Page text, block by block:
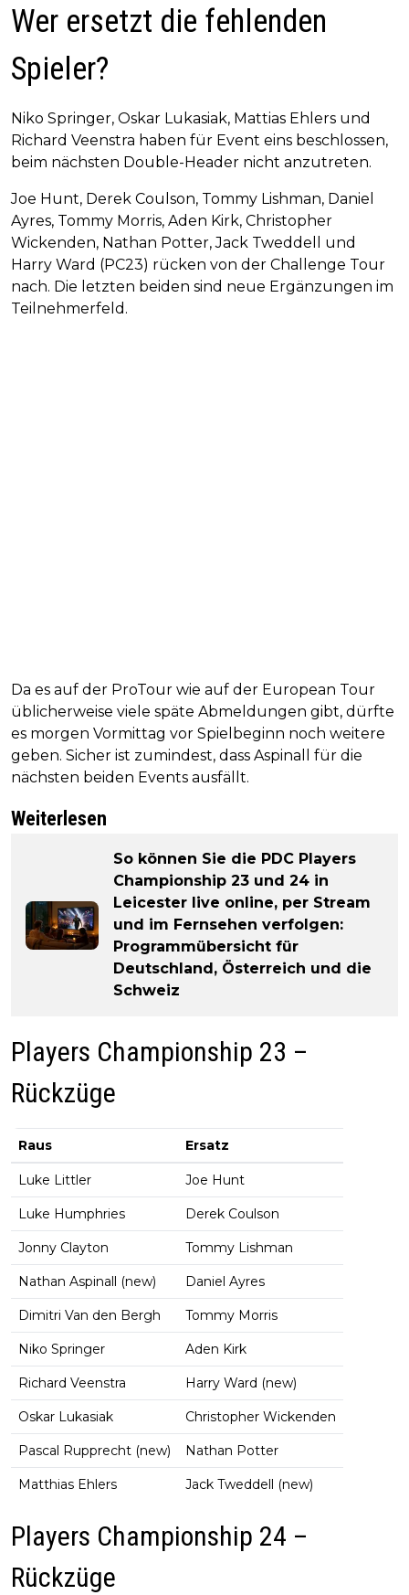
Wer ersetzt die fehlenden
Spieler?
Niko Springer, Oskar Lukasiak, Mattias Ehlers und
Richard Veenstra haben für Event eins beschlossen,
beim nächsten Double-Header nicht anzutreten.
Joe Hunt, Derek Coulson, Tommy Lishman, Daniel
Ayres, Tommy Morris, Aden Kirk, Christopher
Wickenden, Nathan Potter, Jack Tweddell und
Harry Ward (PC23) rücken von der Challenge Tour
nach. Die letzten beiden sind neue Ergänzungen im
Teilnehmerfeld.
Da es auf der ProTour wie auf der European Tour
üblicherweise viele späte Abmeldungen gibt, dürfte
es morgen Vormittag vor Spielbeginn noch weitere
geben. Sicher ist zumindest, dass Aspinall für die
nächsten beiden Events ausfällt.
Weiterlesen
So können Sie die PDC Players
Championship 23 und 24 in
Leicester live online, per Stream
und im Fernsehen verfolgen:
Programmübersicht für
Deutschland, Österreich und die
Schweiz
Players Championship 23 –
Rückzüge
Raus Ersatz
Luke Littler Joe Hunt
Luke Humphries Derek Coulson
Jonny Clayton Tommy Lishman
Nathan Aspinall (new) Daniel Ayres
Dimitri Van den Bergh Tommy Morris
Niko Springer Aden Kirk
Richard Veenstra Harry Ward (new)
Oskar Lukasiak Christopher Wickenden
Pascal Rupprecht (new) Nathan Potter
Matthias Ehlers Jack Tweddell (new)
Players Championship 24 –
Rückzüge